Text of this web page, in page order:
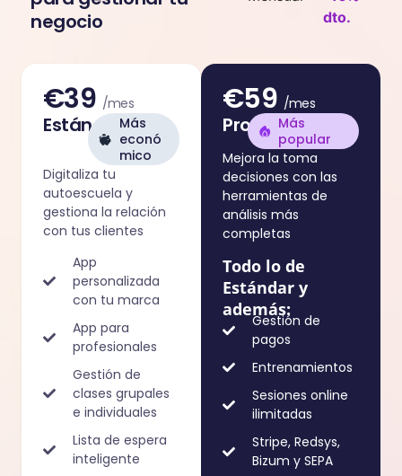
negocio
dto.
EstándarMás
econó
mico
Digitaliza tu
autoescuela y
gestiona la relación
con tus clientes
€39 /mes
App
personalizada
con tu marca
App para
profesionales
Gestión de
clases grupales
e individuales
Lista de espera
inteligente
Pro
Más
popular
Mejora la toma
decisiones con las
herramientas de
análisis más
completas
€59 /mes
Todo lo de
Estándar y
además:
Gestión de
pagos
Entrenamientos
Sesiones online
ilimitadas
Stripe, Redsys,
Bizum y SEPA